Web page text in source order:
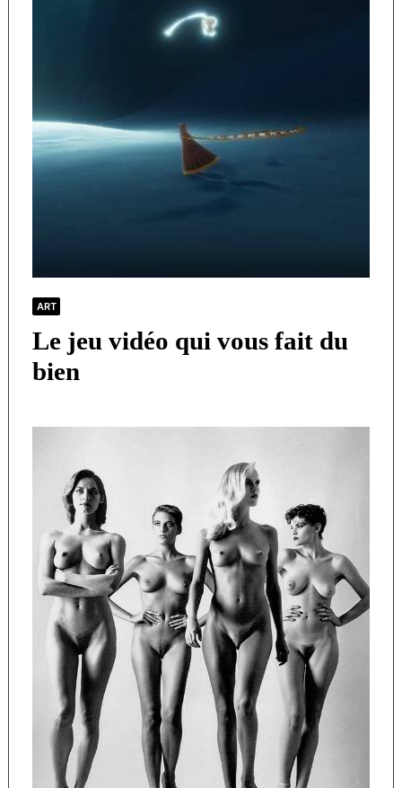
ART
Le jeu vidéo qui vous fait du
bien